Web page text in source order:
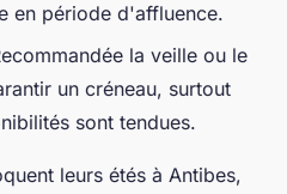
en période d'affluence.
la veille ou le
un créneau, surtout
sont tendues.
leurs étés à Antibes,